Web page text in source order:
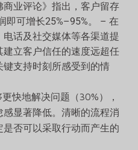
业评论》指出，客户留存
即可增长25%–95%。 – 在
话及社交媒体等各渠道提
立客户信任的速度远超任
支持时刻所感受到的情
快地解决问题（30%），
感显著降低。清晰的流程消
是否可以采取行动而产生的